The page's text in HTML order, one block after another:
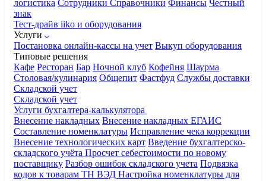
логистика Сотрудники Справочники Финансы Честный
знак
Тест-драйв iiko и оборудования
Услуги
Постановка онлайн-кассы на учет Выкуп оборудования
Типовые решения
Кафе Ресторан Бар Ночной клуб Кофейня Шаурма
Столовая/кулинария Общепит Фастфуд Службы доставки
Складской учет
Складской учет
Услуги бухгалтера-калькулятора
Внесение накладных Внесение накладных ЕГАИС
Составление номенклатуры Исправление чека коррекции
Внесение технологических карт Введение бухгалтерско-
складского учёта Просчет себестоимости по новому
поставщику Разбор ошибок складского учета Подвязка
кодов к товарам ТН ВЭД Настройка номенклатуры для